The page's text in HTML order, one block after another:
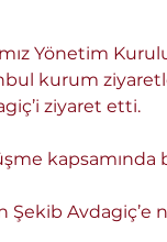
Yönetim
kurum
ziyaret etti.
Şekib